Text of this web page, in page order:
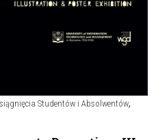
Studentów i Absolwentów,